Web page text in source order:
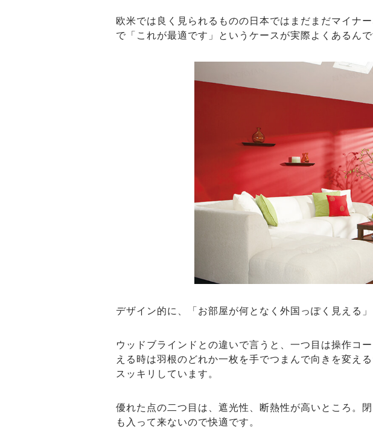
欧米では良く見られるものの日本ではまだまだマイナ
で「これが最適です」というケースが実際よくあるんで
デザイン的に、「お部屋が何となく外国っぽく見える
ウッドブラインドとの違いで言うと、一つ目は操作コ
える時は羽根のどれか一枚を手でつまんで向きを変え
スッキリしています。
優れた点の二つ目は、遮光性、断熱性が高いところ。
も入って来ないので快適です。